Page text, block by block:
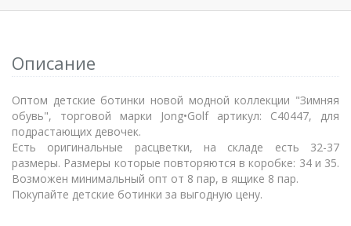
Описание
Оптом детские ботинки новой модной коллекции "Зимняя
обувь", торговой марки Jong•Golf артикул: C40447, для
подрастающих девочек.
Есть оригинальные расцветки, на складе есть 32-37
размеры. Размеры которые повторяются в коробке: 34 и 35.
Возможен минимальный опт от 8 пар, в ящике 8 пар.
Покупайте детские ботинки за выгодную цену.